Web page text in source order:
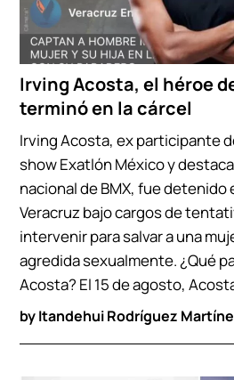
Irving Acosta, el héroe
terminó en la cárcel
byItandehui Rodríguez
Irving Acosta, ex participante
show Exatlón México y
nacional de BMX, fue detenido
Veracruz bajo cargos de
intervenir para salvar a una
agredida sexualmente. ¿Qué
Acosta? El 15 de agosto,